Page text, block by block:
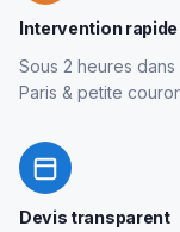
Intervention rapide
Sous 2 heures
Paris & petite
Devis transparent